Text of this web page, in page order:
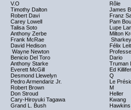
V.O
Rôle
Timothy Dalton
James
Robert Davi
Franz
Carey Lowell
Pam
Talisa Soto
Lupe
Anthony Zerbe
Milton
Frank McRae
Sharkey
David Hedison
Félix
Wayne Newton
Benicio Del Toro
Dario
Anthony Starke
Truman
Everett McGill
Ed Killifer
Desmond Llewelyn
Q
Pedro Armendariz Jr.
Le
Robert Brown
M
Don Stroud
Heller
Cary-Hiroyuki Tagawa
Kwang
Grand L. Bush
Hawkins